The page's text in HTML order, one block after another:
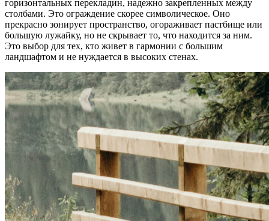
горизонтальных перекладин, надежно закрепленных между
столбами. Это ограждение скорее символическое. Оно
прекрасно зонирует пространство, огораживает пастбище или
большую лужайку, но не скрывает то, что находится за ним.
Это выбор для тех, кто живет в гармонии с большим
ландшафтом и не нуждается в высоких стенах.